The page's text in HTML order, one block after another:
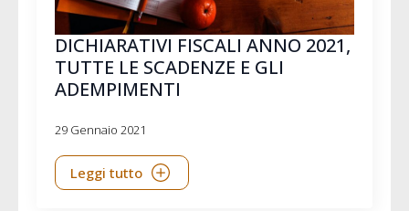
DICHIARATIVI FISCALI ANNO 2021,
TUTTE LE SCADENZE E GLI
ADEMPIMENTI
29 Gennaio 2021
Leggi tutto